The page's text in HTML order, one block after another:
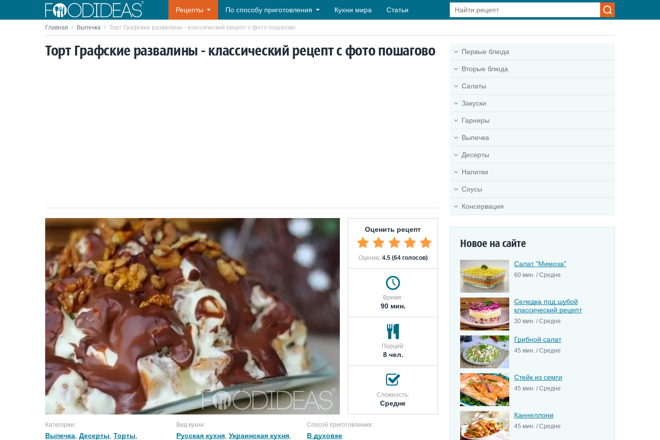
Рецепты По способу приготовления Кухни мира Статьи
Главная / Выпечка / Торт Графские развалины - классический рецепт с фото пошагово
Торт Графские развалины - классический рецепт с фото пошагово
Оценить рецепт
Оценка: 4.5 (64 голосов)
Время:
90 мин.
Порций:
8 чел.
Сложность:
Средне
Категории:
Выпечка Десерты Торты
Вид кухни:
Русская кухня, Украинская кухня,
Способ приготовления:
В духовке
Первые блюда
Вторые блюда
Салаты
Закуски
Гарниры
Выпечка
Десерты
Напитки
Соусы
Консервация
Новое на сайте
Салат "Мимоза"
60 мин. / Средне
Селедка под шубой
классический рецепт
30 мин. / Средне
Грибной салат
45 мин. / Средне
Стейк из семги
45 мин. / Средне
Каннеллони
45 мин. / Средне